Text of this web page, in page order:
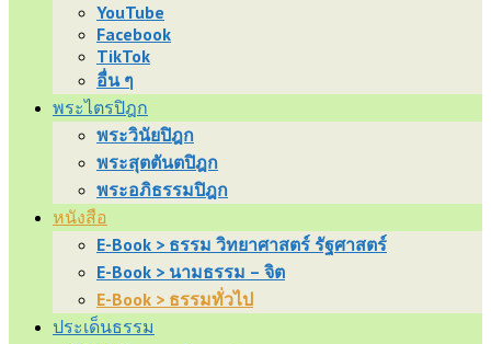
YouTube
Facebook
TikTok
อื่น ๆ
พระไตรปิฎก
พระวินัยปิฎก
พระสุตตันตปิฎก
พระอภิธรรมปิฎก
หนังสือ
E-Book > ธรรม วิทยาศาสตร์ รัฐศาสตร์
E-Book > นามธรรม – จิต
E-Book > ธรรมทั่วไป
ประเด็นธรรม